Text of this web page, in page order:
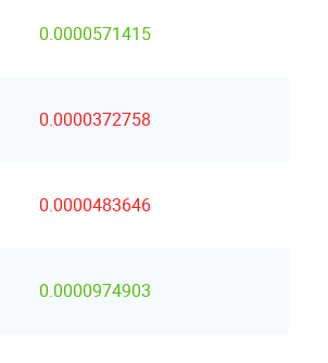
0.0000571415
0.0000372758
0.0000483646
0.0000974903